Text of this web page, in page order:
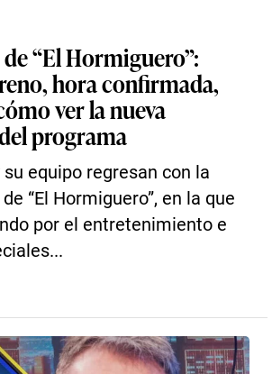
“El Hormiguero”:
hora confirmada,
ver la nueva
programa
equipo regresan con la
“El Hormiguero”, en la que
por el entretenimiento e